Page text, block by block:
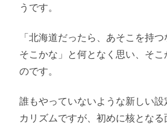
うです。
「北海道だったら、あそこを持
そこかな」と何となく思い、そ
のです。
誰もやっていないような新しい
カリズムですが、初めに核とな